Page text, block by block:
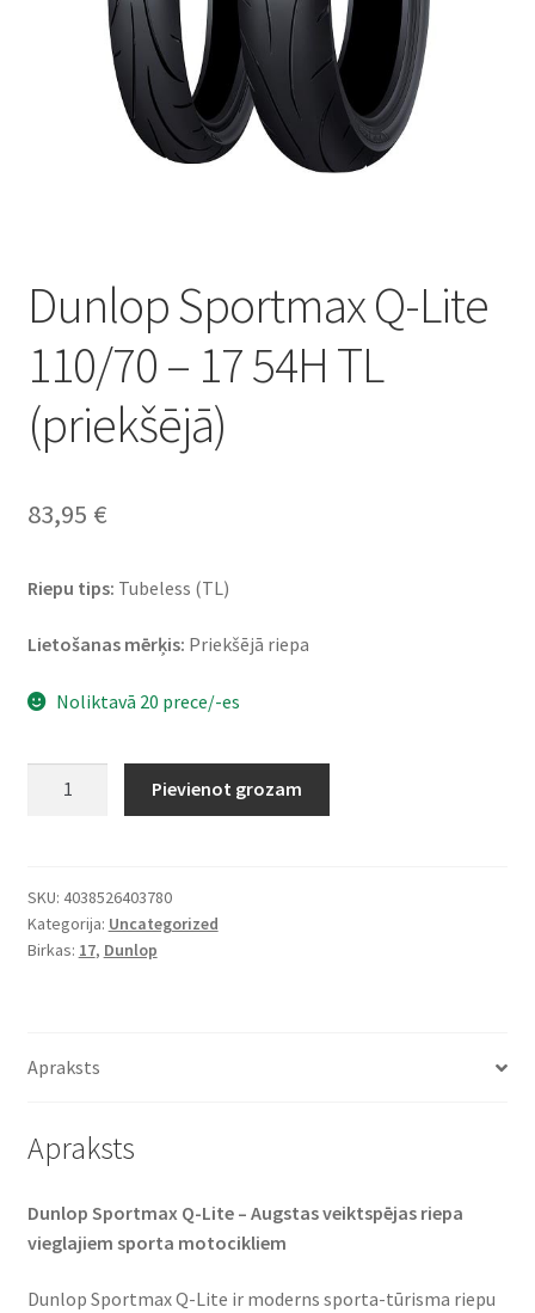
Dunlop Sportmax Q-Lite
110/70 – 17 54H TL
(priekšējā)
83,95 €
Riepu tips: Tubeless (TL)
Lietošanas mērķis: Priekšējā riepa
Noliktavā 20 prece/-es
110/70
-
17
daudzums
Pievienot grozam
SKU: 4038526403780
Kategorija: Uncategorized
Birkas: 17, Dunlop
Apraksts
Apraksts
Dunlop Sportmax Q-Lite – Augstas veiktspējas riepa
vieglajiem sporta motocikliem
Dunlop Sportmax Q-Lite ir moderns sporta-tūrisma riepu